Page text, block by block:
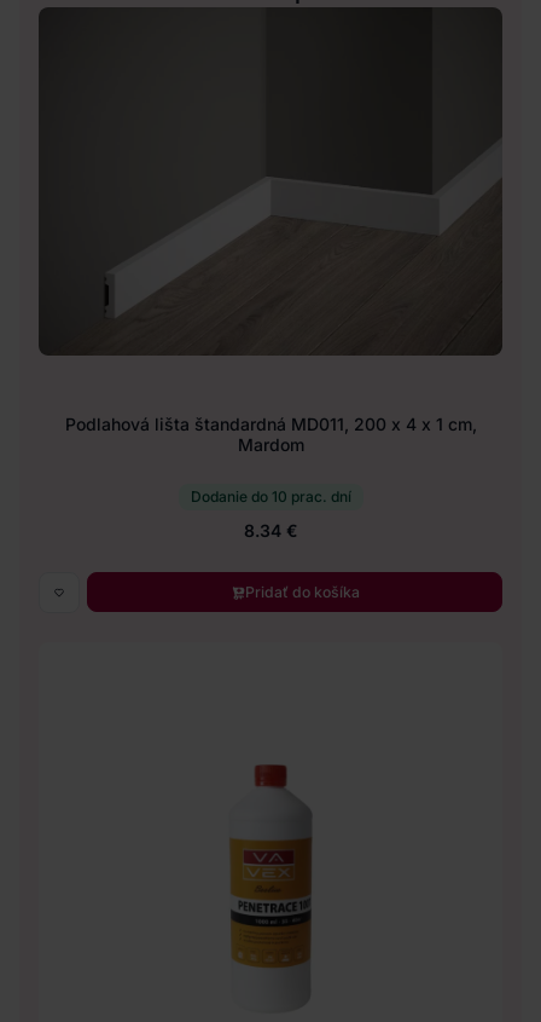
Podlahová lišta štandardná MD011, 200 x 4 x 1 cm,
Mardom
Dodanie do 10 prac. dní
8.34 €
Pridať do košíka